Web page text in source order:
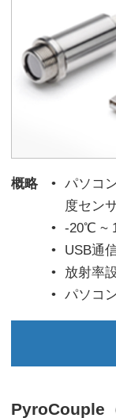
概略
パソコ
度セン
-20℃ ~
USB通
放射率
パソコ
PyroCouple